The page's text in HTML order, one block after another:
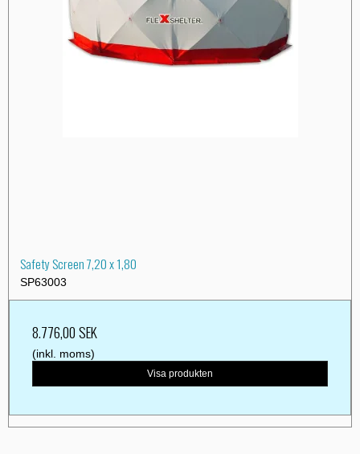
Safety Screen 7,20 x 1,80
SP63003
8.776,00 SEK
(inkl. moms)
Visa produkten